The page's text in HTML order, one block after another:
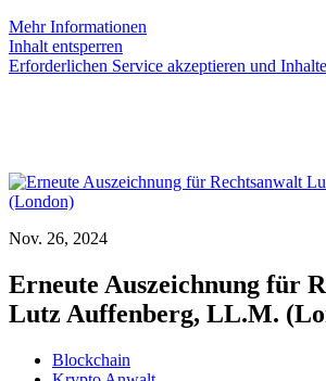
Mehr Informationen
Inhalt entsperren
Erforderlichen Service akzeptieren und
Nov. 26, 2024
Erneute Auszeichnung für
Lutz Auffenberg, LL.M.
Blockchain